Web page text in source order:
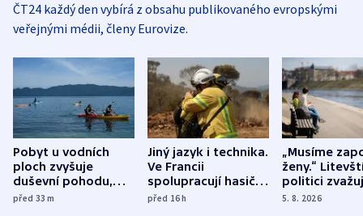
ČT24 každý den vybírá z obsahu publikovaného evropskými
veřejnými médii, členy Eurovize.
Pobyt u vodních
ploch zvyšuje
duševní pohodu,
ukázala
před 33m
Jiný jazyk i technika.
Ve Francii
spolupracují hasiči z
různých zemí
před 16h
„Musíme
ženy.“
politici
dohodu o
5. 8. 2026